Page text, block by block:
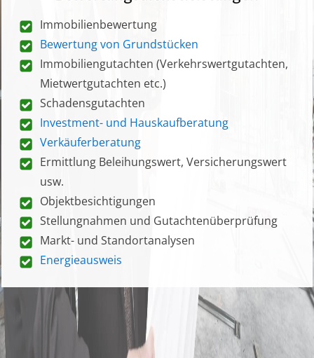
Immobilienbewertung
Bewertung von Grundstücken
Immobiliengutachten (Verkehrswertgutachten,
Mietwertgutachten etc.)
Schadensgutachten
Investment- und Hauskaufberatung
Verkäuferberatung
Ermittlung Beleihungswert, Versicherungswert
usw.
Objektbesichtigungen
Stellungnahmen und Gutachtenüberprüfung
Markt- und Standortanalysen
Energieausweis